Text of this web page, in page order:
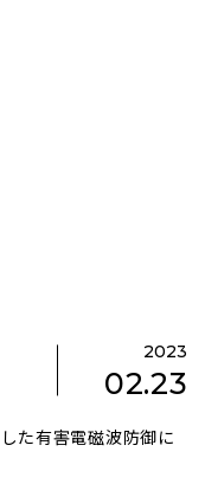
2023
02.23
た有害電磁波防御に